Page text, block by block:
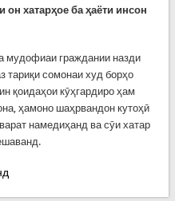
хатарҳое ба ҳаёти инсон
мудофиаи граждании назди
тариқи сомонаи худ борҳо
қоидаҳои кӯҳгардиро ҳам
ҳамоно шаҳрвандон кутоҳӣ
намедиҳанд ва сӯи хатар
барои сокини Варзоб